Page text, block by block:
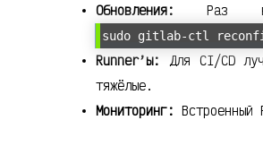
Обновления:
Раз
sudo gitlab-ctl
Runner’ы:
Для CI/CD
тяжёлые.
Мониторинг: